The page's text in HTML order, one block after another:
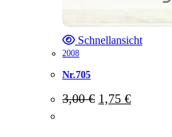
Schnellansicht
2008
Nr.705
3,00€ Ursprünglicher
Preis
1,75 €Aktueller
Preis